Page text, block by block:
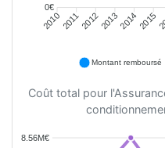
0€
201020112012201320142015
Montant remboursé
Coût total pour
8.56M€